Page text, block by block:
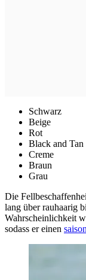
Schwarz
Beige
Rot
Black and Tan
Creme
Braun
Grau
Die
lang über rauhaarig
Wahrscheinlichkeit
sodass er einen